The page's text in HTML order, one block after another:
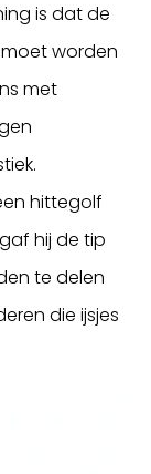
is dat de
worden
met
hittegolf
hij de tip
te delen
die ijsjes